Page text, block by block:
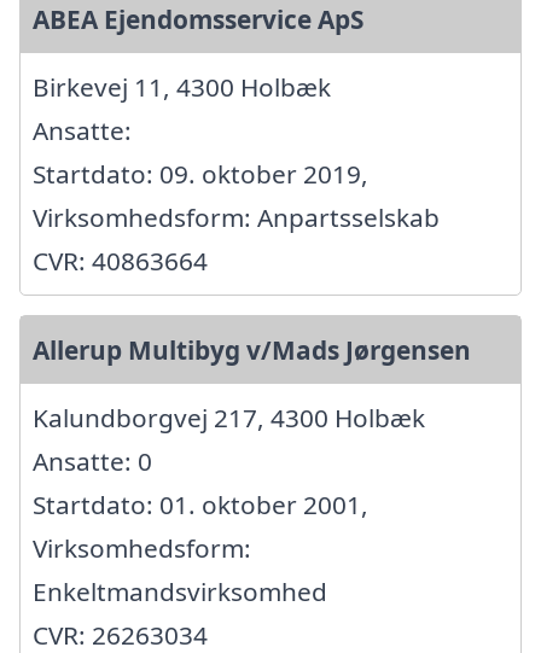
ABEA Ejendomsservice ApS
Birkevej 11, 4300 Holbæk
Ansatte:
Startdato: 09. oktober 2019,
Virksomhedsform: Anpartsselskab
CVR: 40863664
Allerup Multibyg v/Mads Jørgensen
Kalundborgvej 217, 4300 Holbæk
Ansatte: 0
Startdato: 01. oktober 2001,
Virksomhedsform:
Enkeltmandsvirksomhed
CVR: 26263034